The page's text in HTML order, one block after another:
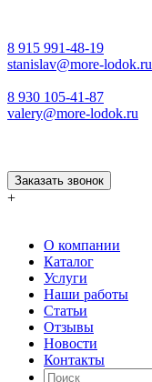
8 915 991-48-19
stanislav@more-lodok.ru
8 930 105-41-87
valery@more-lodok.ru
Заказать звонок
+
О компании
Каталог
Услуги
Наши работы
Статьи
Отзывы
Новости
Контакты
Поиск